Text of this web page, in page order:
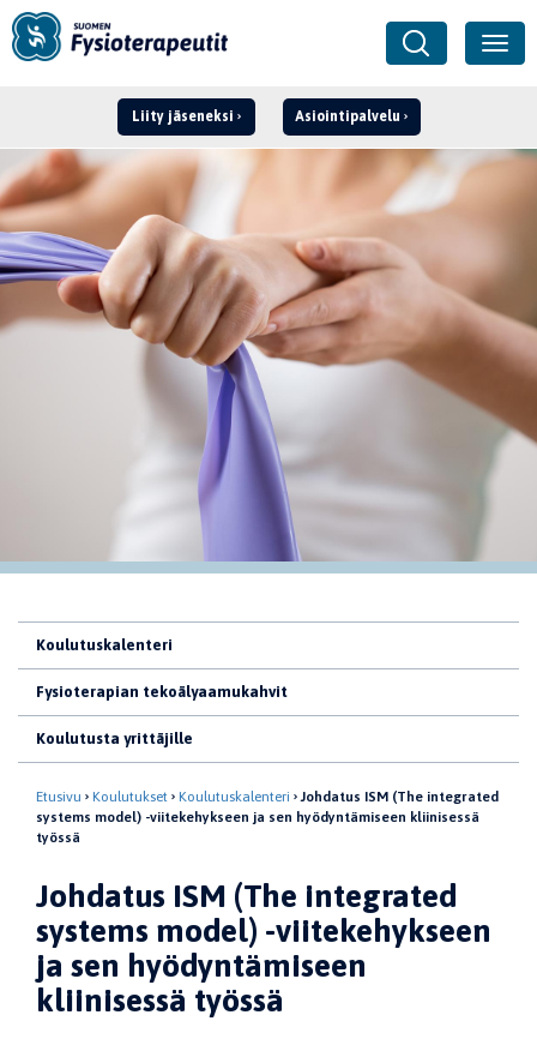
Liity jäseneksi Asiointipalvelu
Kirjaudu ›
Koulutuskalenteri
Fysioterapian tekoälyaamukahvit
Koulutusta yrittäjille
Etusivu Koulutukset Koulutuskalenteri
Johdatus ISM (The integrated
systems model) -viitekehykseen ja sen hyödyntämiseen kliinisessä
työssä
Johdatus ISM (The integrated
systems model) -viitekehykseen
ja sen hyödyntämiseen
kliinisessä työssä